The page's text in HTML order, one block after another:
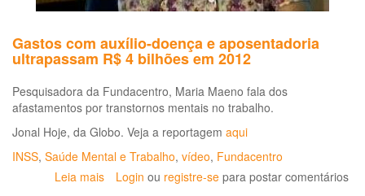
Gastos com auxílio-doença e aposentadoria
ultrapassam R$ 4 bilhões em 2012
Pesquisadora da Fundacentro, Maria Maeno fala dos
afastamentos por transtornos mentais no trabalho.
Jonal Hoje, da Globo. Veja a reportagem aqui
INSS, Saúde Mental e Trabalho, vídeo, Fundacentro
Leia mais sobre
Login ou registre-se para postar comentários